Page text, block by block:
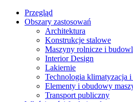
Przegląd
Obszary zastosowań
Architektura
Konstrukcje stalowe
Maszyny rolnicze i
Interior Design
Lakiernie
Technologia klimatyzacja
Elementy i obudowy
Transport publiczny